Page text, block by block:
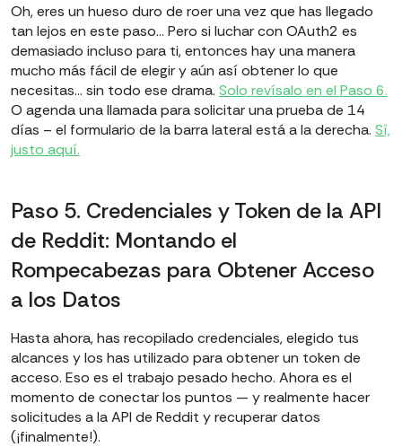
Oh, eres un hueso duro de roer una vez que has llegado
tan lejos en este paso… Pero si luchar con OAuth2 es
demasiado incluso para ti, entonces hay una manera
mucho más fácil de elegir y aún así obtener lo que
necesitas… sin todo ese drama. Solo revísalo en el Paso 6.
O agenda una llamada para solicitar una prueba de 14
días – el formulario de la barra lateral está a la derecha. Sí,
justo aquí.
Paso 5. Credenciales y Token de la API
de Reddit: Montando el
Rompecabezas para Obtener Acceso
a los Datos
Hasta ahora, has recopilado credenciales, elegido tus
alcances y los has utilizado para obtener un token de
acceso. Eso es el trabajo pesado hecho. Ahora es el
momento de conectar los puntos — y realmente hacer
solicitudes a la API de Reddit y recuperar datos
(¡finalmente!).